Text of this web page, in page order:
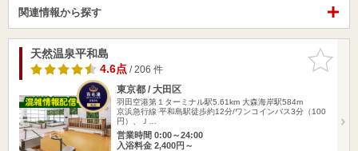
関連情報から探す
お気に入
りに追加
天然温泉平和島
4.6点/ 206 件
東京都 / 大田区
羽田空港第１ターミナル駅5.61km 大森海岸駅584m
京浜急行線 平和島駅徒歩約12分/ワンコインバス3分（100
円）、Ｊ…
営業時間 0:00～24:00
入浴料金 2,400円～